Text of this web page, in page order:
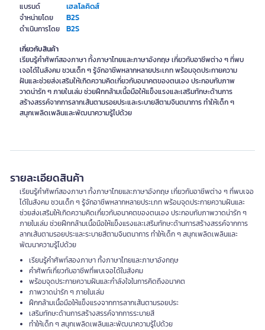
แบรนด์ เฮลโลคิดส์
จำหน่ายโดย B2S
ดำเนินการโดย B2S
เกี่ยวกับสินค้า
เรียนรู้คำศัพท์สองภาษา ทั้งภาษาไทยและภาษาอังกฤษ เกี่ยวกับอาชีพต่าง ๆ ที่พบ
เจอได้ในสังคม ชวนเด็ก ๆ รู้จักอาชีพหลากหลายประเภท พร้อมจุดประกายความ
ฝันและช่วยส่งเสริมให้เกิดความคิดเกี่ยวกับอนาคตของตนเอง ประกอบกับภาพ
วาดน่ารัก ๆ ภายในเล่ม ช่วยฝึกกล้ามเนื้อมือให้แข็งแรงและเสริมทักษะด้านการ
สร้างสรรค์จากการลากเส้นตามรอยประและระบายสีตามจินตนาการ ทำให้เด็ก ๆ
สนุกเพลิดเพลินและพัฒนาความรู้ไปด้วย
รายละเอียดสินค้า
เรียนรู้คำศัพท์สองภาษา ทั้งภาษาไทยและภาษาอังกฤษ เกี่ยวกับอาชีพต่าง ๆ ที่พบเจอ
ได้ในสังคม ชวนเด็ก ๆ รู้จักอาชีพหลากหลายประเภท พร้อมจุดประกายความฝันและ
ช่วยส่งเสริมให้เกิดความคิดเกี่ยวกับอนาคตของตนเอง ประกอบกับภาพวาดน่ารัก ๆ
ภายในเล่ม ช่วยฝึกกล้ามเนื้อมือให้แข็งแรงและเสริมทักษะด้านการสร้างสรรค์จากการ
ลากเส้นตามรอยประและระบายสีตามจินตนาการ ทำให้เด็ก ๆ สนุกเพลิดเพลินและ
พัฒนาความรู้ไปด้วย
เรียนรู้คำศัพท์สองภาษา ทั้งภาษาไทยและภาษาอังกฤษ
คำศัพท์เกี่ยวกับอาชีพที่พบเจอได้ในสังคม
พร้อมจุดประกายความฝันและกำลังใจในการคิดถึงอนาคต
ภาพวาดน่ารัก ๆ ภายในเล่ม
ฝึกกล้ามเนื้อมือให้แข็งแรงจากการลากเส้นตามรอยประ
เสริมทักษะด้านการสร้างสรรค์จากการระบายสี
ทำให้เด็ก ๆ สนุกเพลิดเพลินและพัฒนาความรู้ไปด้วย